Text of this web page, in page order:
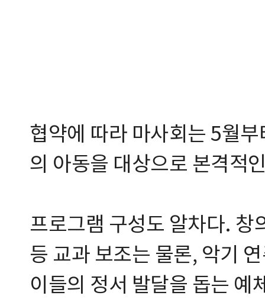
협약에 따라 마사회는 5월
의 아동을 대상으로 본격적
프로그램 구성도 알차다. 창
등 교과 보조는 물론, 악기
이들의 정서 발달을 돕는 예